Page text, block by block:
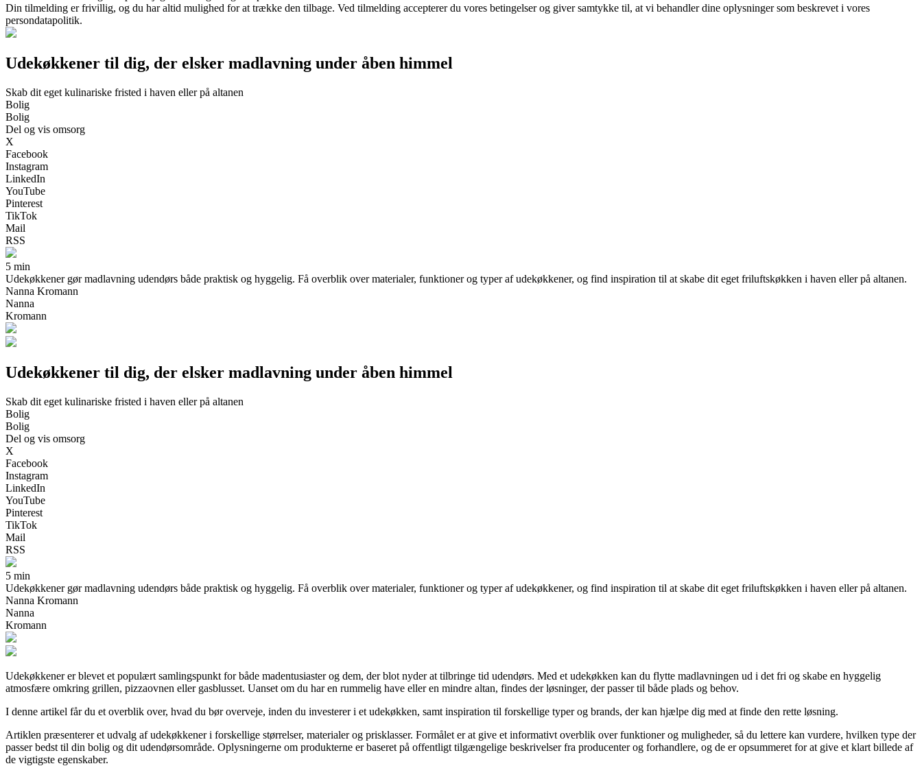
Din tilmelding er frivillig, og du har altid mulighed for at trække den tilbage. Ved tilmelding accepterer du vores betingelser og giver samtykke til, at vi behandler dine oplysninger som beskrevet i vores
persondatapolitik.
Udekøkkener til dig, der elsker madlavning under åben himmel
Skab dit eget kulinariske fristed i haven eller på altanen
Bolig
Bolig
Del og vis omsorg
X
Facebook
Instagram
LinkedIn
YouTube
Pinterest
TikTok
Mail
RSS
5 min
Udekøkkener gør madlavning udendørs både praktisk og hyggelig. Få overblik over materialer, funktioner og typer af udekøkkener, og find inspiration til at skabe dit eget friluftskøkken i haven eller på altanen.
Nanna Kromann
Nanna
Kromann
Udekøkkener til dig, der elsker madlavning under åben himmel
Skab dit eget kulinariske fristed i haven eller på altanen
Bolig
Bolig
Del og vis omsorg
X
Facebook
Instagram
LinkedIn
YouTube
Pinterest
TikTok
Mail
RSS
5 min
Udekøkkener gør madlavning udendørs både praktisk og hyggelig. Få overblik over materialer, funktioner og typer af udekøkkener, og find inspiration til at skabe dit eget friluftskøkken i haven eller på altanen.
Nanna Kromann
Nanna
Kromann
Udekøkkener er blevet et populært samlingspunkt for både madentusiaster og dem, der blot nyder at tilbringe tid udendørs. Med et udekøkken kan du flytte madlavningen ud i det fri og skabe en hyggelig
atmosfære omkring grillen, pizzaovnen eller gasblusset. Uanset om du har en rummelig have eller en mindre altan, findes der løsninger, der passer til både plads og behov.
I denne artikel får du et overblik over, hvad du bør overveje, inden du investerer i et udekøkken, samt inspiration til forskellige typer og brands, der kan hjælpe dig med at finde den rette løsning.
Artiklen præsenterer et udvalg af udekøkkener i forskellige størrelser, materialer og prisklasser. Formålet er at give et informativt overblik over funktioner og muligheder, så du lettere kan vurdere, hvilken type der
passer bedst til din bolig og dit udendørsområde. Oplysningerne om produkterne er baseret på offentligt tilgængelige beskrivelser fra producenter og forhandlere, og de er opsummeret for at give et klart billede af
de vigtigste egenskaber.